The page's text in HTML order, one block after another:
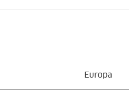
Europa